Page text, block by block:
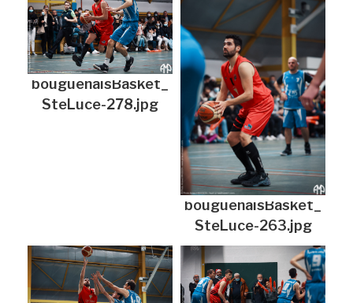
bouguenaisBasket_
SteLuce-278.jpg
bouguenaisBasket_
SteLuce-263.jpg